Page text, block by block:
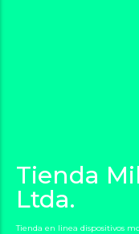
Tienda
Ltda.
Tienda en linea dispositivos